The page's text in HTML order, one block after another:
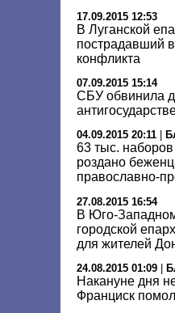
17.09.2015 12:53
В Луганской
пострадавший
конфликта
07.09.2015 15:14
СБУ обвинила
04.09.2015 20:11
63 тыс.
роздано
православно-
27.08.2015 16:54
В Юго-
городской
для жителей
24.08.2015 01:09
Накануне дня
Франциск